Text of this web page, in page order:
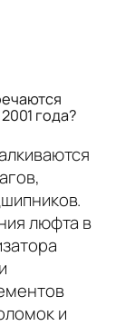
года?
люфта в
и